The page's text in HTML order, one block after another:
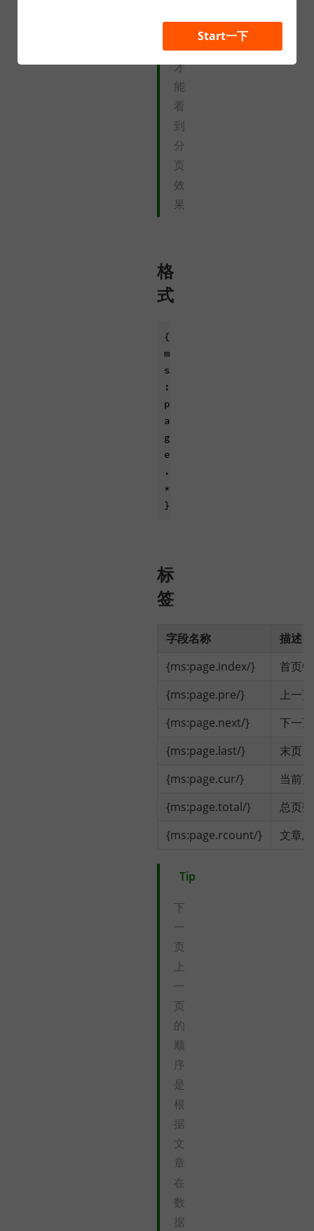
，
才
能
看
到
分
页
效
果
格
式
{
m
s
:
p
a
g
e
.
*
标
签
字段名称
描述
{ms:page.index/}
首页
{ms:page.pre/}
上一页
{ms:page.next/}
下一页
{ms:page.last/}
末页
{ms:page.cur/}
当前
{ms:page.total/}
总页数
{ms:page.rcount/}
文章
Tip
下
一
页
上
一
页
的
顺
序
是
根
据
文
章
在
数
据
Start一下